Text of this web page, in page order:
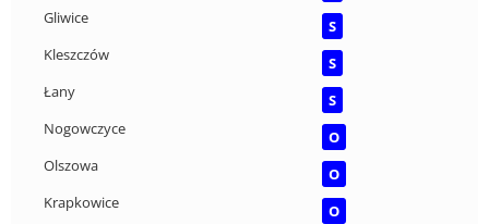
Gliwice
S
Kleszczów
S
Łany
S
Nogowczyce
O
Olszowa
O
Krapkowice
O